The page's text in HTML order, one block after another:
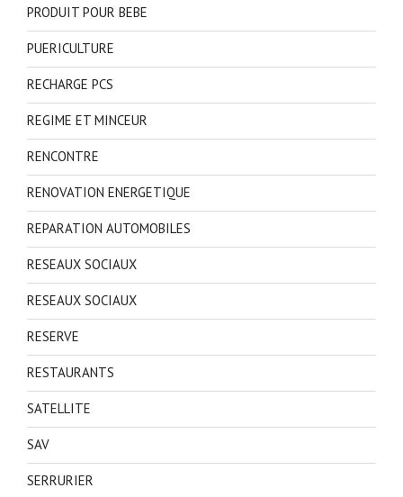
PRODUIT POUR BEBE
PUERICULTURE
RECHARGE PCS
REGIME ET MINCEUR
RENCONTRE
RENOVATION ENERGETIQUE
REPARATION AUTOMOBILES
RESEAUX SOCIAUX
RESEAUX SOCIAUX
RESERVE
RESTAURANTS
SATELLITE
SAV
SERRURIER